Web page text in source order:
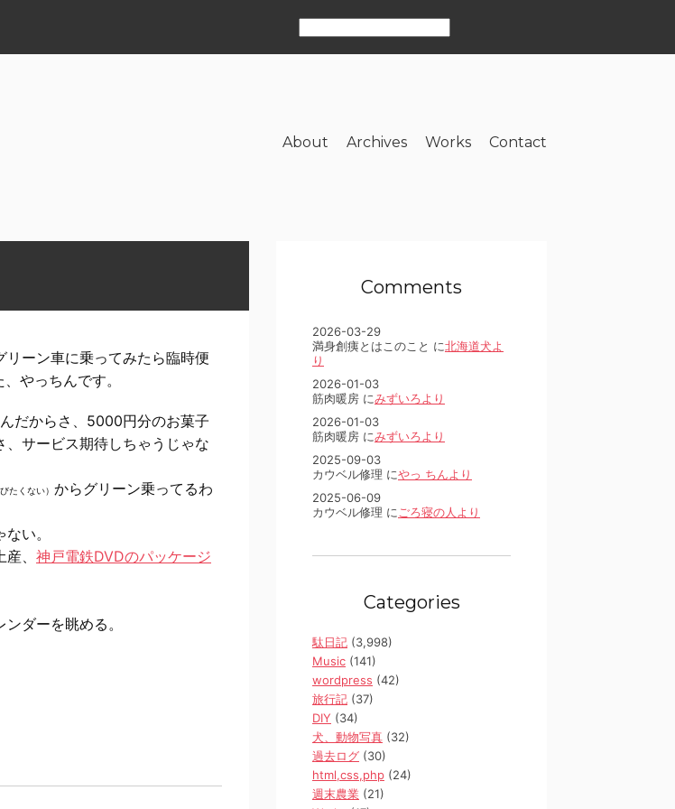
About Archives Works Contact
ーン車に乗ってみたら臨時便
やっちんです。
だからさ、5000円分のお菓子
サービス期待しちゃうじゃな
たくない） からグリーン乗ってるわ
い。
、 神戸電鉄DVDのパッケージ
ダーを眺める。
Comments
2026-03-29
満身創痍とはこのこと に北海道犬よ
り
2026-01-03
筋肉暖房 にみずいろより
2026-01-03
筋肉暖房 にみずいろより
2025-09-03
カウベル修理 にやっ ちんより
2025-06-09
カウベル修理 に ごろ寝の人より
Categories
駄日記 (3,998)
Music (141)
wordpress (42)
旅行記 (37)
DIY (34)
犬、動物写真 (32)
過去ログ (30)
html,css,php (24)
週末農業 (21)